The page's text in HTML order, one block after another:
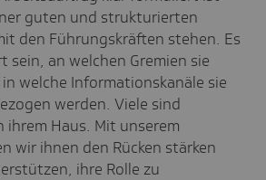
guten und strukturierten
den Führungskräften stehen. Es
sein, an welchen Gremien sie
welche Informationskanäle sie
werden. Viele sind
ihrem Haus. Mit unserem
wir ihnen den Rücken stärken
ihre Rolle zu